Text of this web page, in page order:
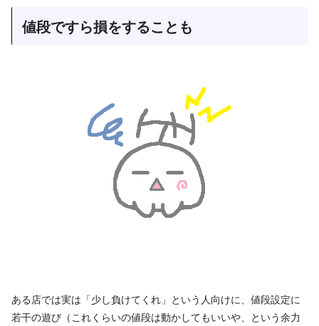
値段ですら損をすることも
ある店では実は「少し負けてくれ」という人向けに、値段設定に
若干の遊び（これくらいの値段は動かしてもいいや、という余力